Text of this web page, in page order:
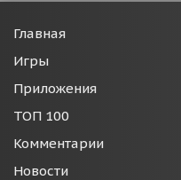
Главная
Игры
Приложения
ТОП 100
Комментарии
Новости